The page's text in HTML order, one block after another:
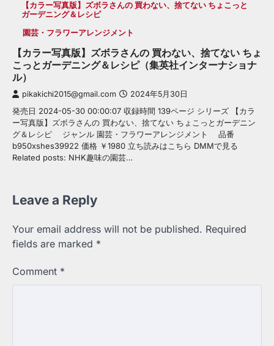
【カラー写真版】ズボラさんの 買わない、捨てない ちょこっと
ガーデニング＆レシピ
園芸・フラワーアレンジメント
【カラー写真版】ズボラさんの 買わない、捨てない ちょ
こっとガーデニング＆レシピ（集英社インターナショナ
ル）
pikakichi2015@gmail.com 2024年5月30日
発売日 2024-05-30 00:00:07 収録時間 139ページ シリーズ 【カラ
ー写真版】ズボラさんの 買わない、捨てない ちょこっとガーデニン
グ＆レシピ ジャンル 園芸・フラワーアレンジメント 品番
b950xshes39922 価格 ￥1980 立ち読みはこちら DMMで見る
Related posts: NHK趣味の園芸…
Leave a Reply
Your email address will not be published. Required
fields are marked *
Comment *